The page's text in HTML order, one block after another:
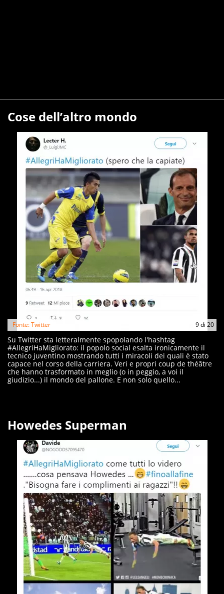
Cose dell’altro mondo
9di 20
Fonte: Twitter
Su Twitter sta letteralmente spopolando l'hashtag
#AllegriHaMigliorato: il popolo social esalta ironicamente il
tecnico juventino mostrando tutti i miracoli dei quali è stato
capace nel corso della carriera. Veri e propri coup de théâtre
che hanno trasformato in meglio (o in peggio, a voi il
giudizio...) il mondo del pallone. E non solo quello...
Howedes Superman